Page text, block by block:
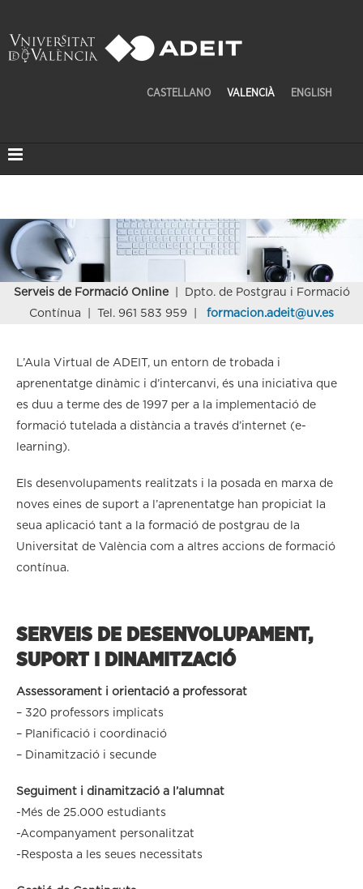
CASTELLANO VALENCIÀ ENGLISH
Serveis de Formació Online
| Dpto. de Postgrau i Formació
Contínua | Tel. 961 583 959 | formacion.adeit@uv.es
L’Aula Virtual de ADEIT, un entorn de trobada i
aprenentatge dinàmic i d’intercanvi, és una iniciativa que
es duu a terme des de 1997 per a la implementació de
formació tutelada a distància a través d’internet (e-
learning).
Els desenvolupaments realitzats i la posada en marxa de
noves eines de suport a l’aprenentatge han propiciat la
seua aplicació tant a la formació de postgrau de la
Universitat de València com a altres accions de formació
contínua.
SERVEIS DE DESENVOLUPAMENT,
SUPORT I DINAMITZACIÓ
Assessorament i orientació a professorat
– 320 professors implicats
– Planificació i coordinació
– Dinamització i secunde
Seguiment i dinamització a l’alumnat
-Més de 25.000 estudiants
-Acompanyament personalitzat
-Resposta a les seues necessitats